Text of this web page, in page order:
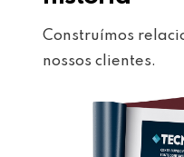
Construímos
nossos clientes.